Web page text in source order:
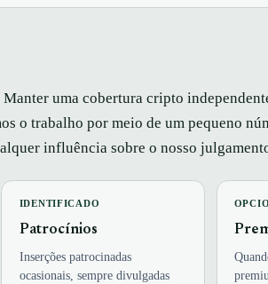
uma cobertura cripto
o trabalho por meio de um pequeno
influência sobre o nosso
IDENTIFICADO
Patrocínios
Inserções patrocinadas
ocasionais, sempre divulgadas